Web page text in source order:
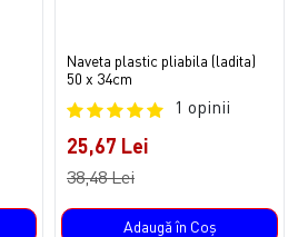
Naveta plastic pliabila (ladita)
50 x 34cm
1 opinii
25,67 Lei
38,48 Lei
Adaugă în Coş